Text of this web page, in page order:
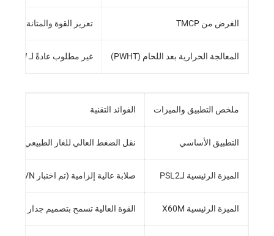
الغرض من TMCP تعزيز القوة والمتانة من
المعالجة الحرارية بعد اللحام (PWHT) غير مطلوب عادةً لـ LSAW القياسي. قد يتم تحديدها من قبل المشتري للخدمة الحامضة أو بيئات التطبيقات المحددة.
ملخص التطبيق والميزات الفوائد التقنية
التطبيق الأساسي نقل الضغط العالي للغاز الطبيعي,
الميزة الرئيسية لـPSL2 صلابة عالية إلزامية (تم اختبار CVN) لاعتقال الكسر
الميزة الرئيسية X60M القوة العالية تسمح بتصميم جدار أرق,